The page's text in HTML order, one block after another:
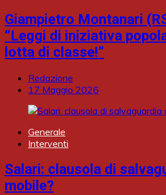
Giampietro Montanari
“Leggi di iniziativa
lotta di classe!”
Redazione
17 Maggio 2026
Generale
Interventi
Salari: clausola di
mobile?